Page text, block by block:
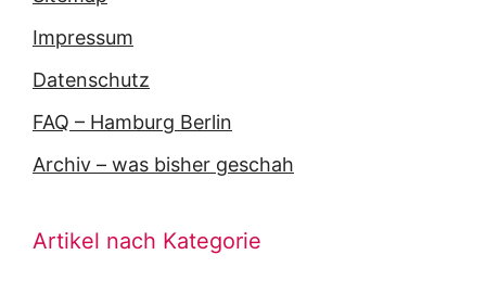
Impressum
Datenschutz
FAQ – Hamburg Berlin
Archiv – was bisher geschah
Artikel nach Kategorie